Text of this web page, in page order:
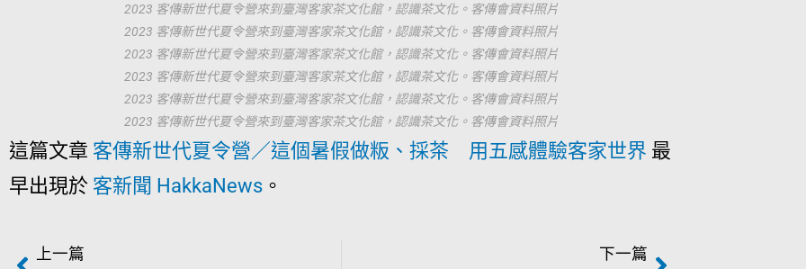
2023 客傳新世代夏令營來到臺灣客家茶文化館，認識茶文化。客傳會資料照片
2023 客傳新世代夏令營來到臺灣客家茶文化館，認識茶文化。客傳會資料照片
2023 客傳新世代夏令營來到臺灣客家茶文化館，認識茶文化。客傳會資料照片
2023 客傳新世代夏令營來到臺灣客家茶文化館，認識茶文化。客傳會資料照片
2023 客傳新世代夏令營來到臺灣客家茶文化館，認識茶文化。客傳會資料照片
2023 客傳新世代夏令營來到臺灣客家茶文化館，認識茶文化。客傳會資料照片
這篇文章 客傳新世代夏令營／這個暑假做粄、採茶 用五感體驗客家世界 最
早出現於 客新聞 HakkaNews 。
上一篇 下一篇